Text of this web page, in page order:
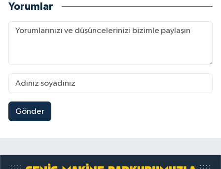
Yorumlar
Gönder